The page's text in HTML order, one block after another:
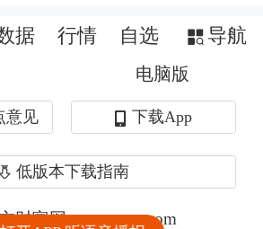
据 行情 自选 导航
电脑版
意见 下载App
低版本下载指南
财富网 eastmoney.com